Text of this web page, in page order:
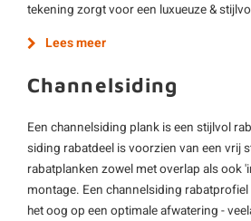
tekening zorgt voor een luxueuze &
Lees meer
Channelsiding
Een channelsiding plank is een stijlvol
siding rabatdeel is voorzien van een vrij
rabatplanken zowel met overlap als ook
montage. Een channelsiding
het oog op een optimale afwatering -